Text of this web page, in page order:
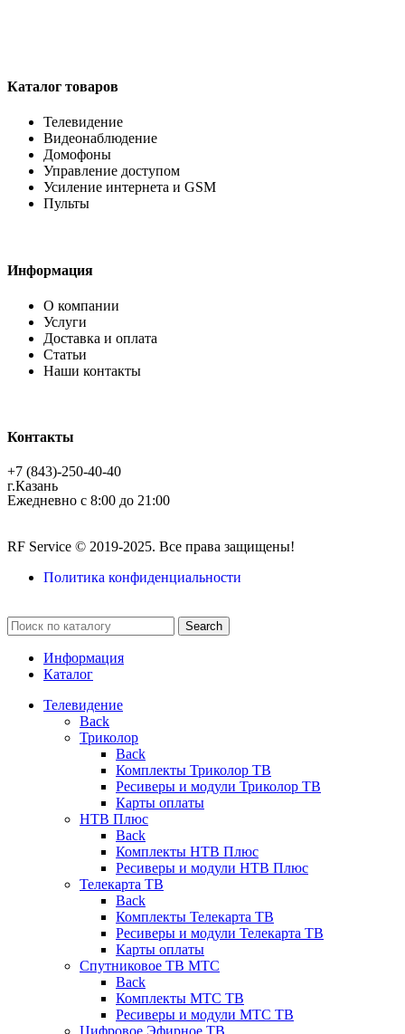
Каталог товаров
Телевидение
Видеонаблюдение
Домофоны
Управление доступом
Усиление интернета и GSM
Пульты
Информация
О компании
Услуги
Доставка и оплата
Статьи
Наши контакты
Контакты
+7 (843)-250-40-40
г.Казань
Ежедневно с 8:00 до 21:00
RF Service © 2019-2025. Все права защищены!
Политика конфиденциальности
Search
Информация
Каталог
Телевидение
Back
Триколор
Back
Комплекты Триколор ТВ
Ресиверы и модули Триколор ТВ
Карты оплаты
НТВ Плюс
Back
Комплекты НТВ Плюс
Ресиверы и модули НТВ Плюс
Телекарта ТВ
Back
Комплекты Телекарта ТВ
Ресиверы и модули Телекарта ТВ
Карты оплаты
Спутниковое ТВ МТС
Back
Комплекты МТС ТВ
Ресиверы и модули МТС ТВ